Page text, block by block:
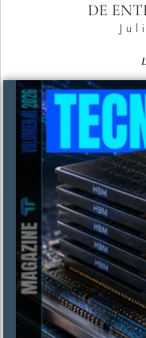
DE